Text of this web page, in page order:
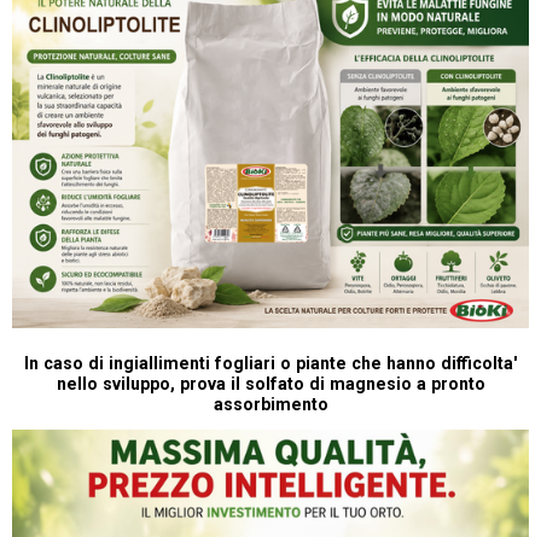
In caso di ingiallimenti fogliari o piante che hanno difficolta'
nello sviluppo, prova il solfato di magnesio a pronto
assorbimento